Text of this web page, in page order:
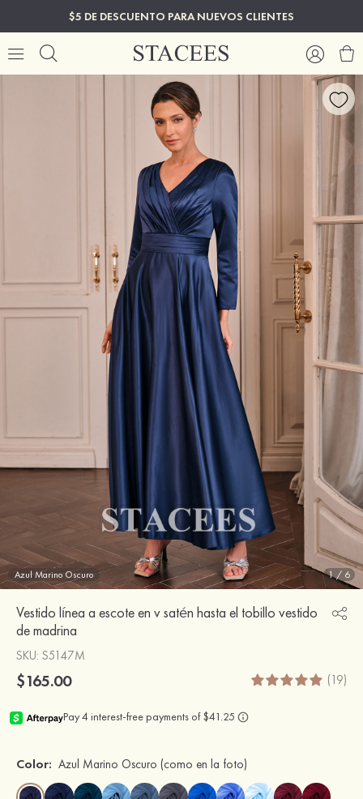
$5 DE DESCUENTO PARA NUEVOS CLIENTES
Azul Marino Oscuro 1/ 6
Vestido línea a escote en v satén hasta el tobillo vestido
de madrina
SKU: S5147M
$165.00 (19)
Color: Azul Marino Oscuro (como en la foto)